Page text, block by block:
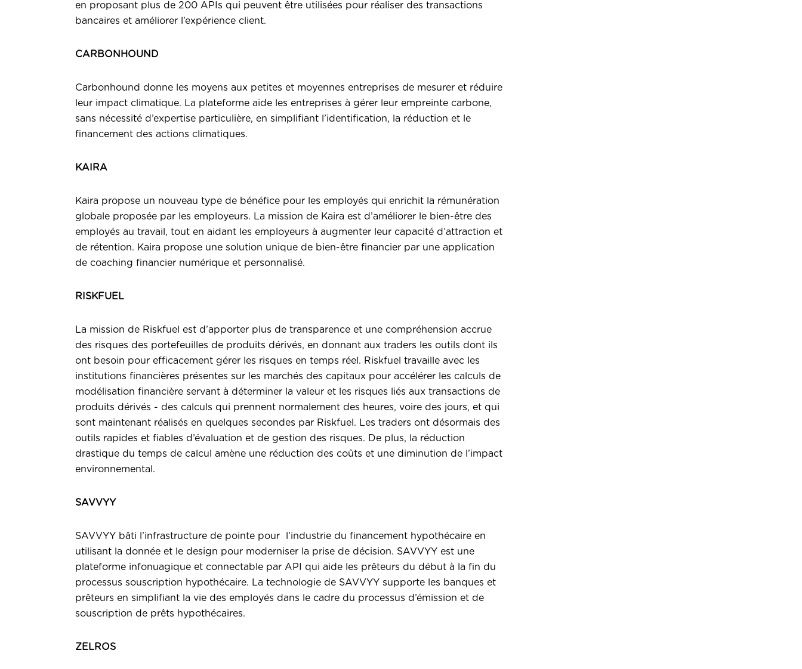
en proposant plus de 200 APIs qui peuvent être utilisées pour réaliser des transactions
bancaires et améliorer l’expérience client.
CARBONHOUND
Carbonhound donne les moyens aux petites et moyennes entreprises de mesurer et réduire
leur impact climatique. La plateforme aide les entreprises à gérer leur empreinte carbone,
sans nécessité d’expertise particulière, en simplifiant l’identification, la réduction et le
financement des actions climatiques.
KAIRA
Kaira propose un nouveau type de bénéfice pour les employés qui enrichit la rémunération
globale proposée par les employeurs. La mission de Kaira est d’améliorer le bien-être des
employés au travail, tout en aidant les employeurs à augmenter leur capacité d’attraction et
de rétention. Kaira propose une solution unique de bien-être financier par une application
de coaching financier numérique et personnalisé.
RISKFUEL
La mission de Riskfuel est d’apporter plus de transparence et une compréhension accrue
des risques des portefeuilles de produits dérivés, en donnant aux traders les outils dont ils
ont besoin pour efficacement gérer les risques en temps réel. Riskfuel travaille avec les
institutions financières présentes sur les marchés des capitaux pour accélérer les calculs de
modélisation financière servant à déterminer la valeur et les risques liés aux transactions de
produits dérivés - des calculs qui prennent normalement des heures, voire des jours, et qui
sont maintenant réalisés en quelques secondes par Riskfuel. Les traders ont désormais des
outils rapides et fiables d’évaluation et de gestion des risques. De plus, la réduction
drastique du temps de calcul amène une réduction des coûts et une diminution de l’impact
environnemental.
SAVVYY
SAVVYY bâti l’infrastructure de pointe pour l’industrie du financement hypothécaire en
utilisant la donnée et le design pour moderniser la prise de décision. SAVVYY est une
plateforme infonuagique et connectable par API qui aide les prêteurs du début à la fin du
processus souscription hypothécaire. La technologie de SAVVYY supporte les banques et
prêteurs en simplifiant la vie des employés dans le cadre du processus d’émission et de
souscription de prêts hypothécaires.
ZELROS